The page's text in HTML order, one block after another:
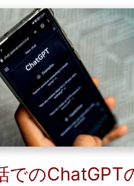
でのChatGPT